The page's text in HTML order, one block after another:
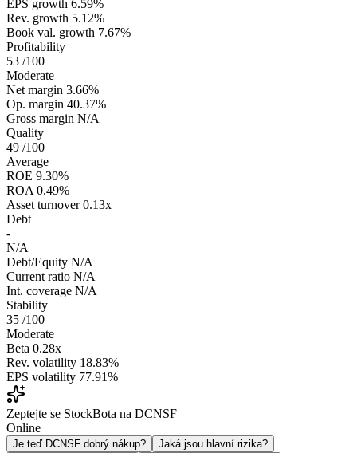
EPS growth 6.59%
Rev. growth 5.12%
Book val. growth 7.67%
Profitability
53 /100
Moderate
Net margin 3.66%
Op. margin 40.37%
Gross margin N/A
Quality
49 /100
Average
ROE 9.30%
ROA 0.49%
Asset turnover 0.13x
Debt
-
N/A
Debt/Equity N/A
Current ratio N/A
Int. coverage N/A
Stability
35 /100
Moderate
Beta 0.28x
Rev. volatility 18.83%
EPS volatility 77.91%
Zeptejte se StockBota na DCNSF
Online
Je teď DCNSF dobrý nákup?
Jaká jsou hlavní rizika?